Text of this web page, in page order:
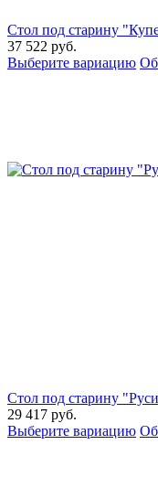
Стол под старину
37 522 руб.
Выберите вариацию
Стол под старину
29 417 руб.
Выберите вариацию